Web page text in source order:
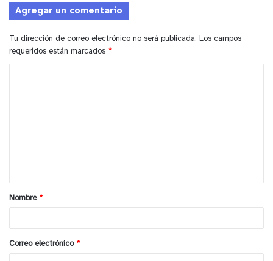
Agregar un comentario
Tu dirección de correo electrónico no será publicada. Los campos
requeridos están marcados *
a
r
*
Nombre *
Correo electrónico *